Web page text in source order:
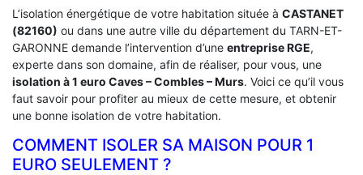
L’isolation énergétique de votre habitation située à CASTANET
(82160) ou dans une autre ville du département du TARN-ET-
GARONNE demande l’intervention d’une entreprise RGE,
experte dans son domaine, afin de réaliser, pour vous, une
isolation à 1 euro Caves – Combles – Murs. Voici ce qu’il vous
faut savoir pour profiter au mieux de cette mesure, et obtenir
une bonne isolation de votre habitation.
COMMENT ISOLER SA MAISON POUR 1
EURO SEULEMENT ?